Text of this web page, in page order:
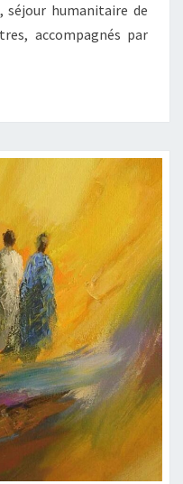
séjour humanitaire de
accompagnés par